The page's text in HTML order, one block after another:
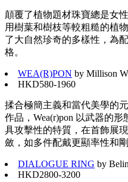
顛覆了植物題材珠寶總是女
用樹葉和樹枝等較粗糙的植
了大自然珍奇的多樣性，為
格。
WEA(R)PON by Millison
HKD580-1960
揉合極簡主義和當代美學的
作品，Wea(r)pon 以武器的
具攻擊性的特質，在首飾展
斂，如多件配戴更顯率性和剛
DIALOGUE RING by
HKD2800-3200